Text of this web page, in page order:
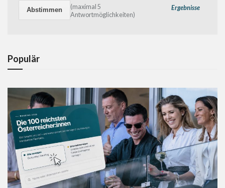
Ergebnisse
(maximal 5
Antwortmöglichkeiten)
Populär